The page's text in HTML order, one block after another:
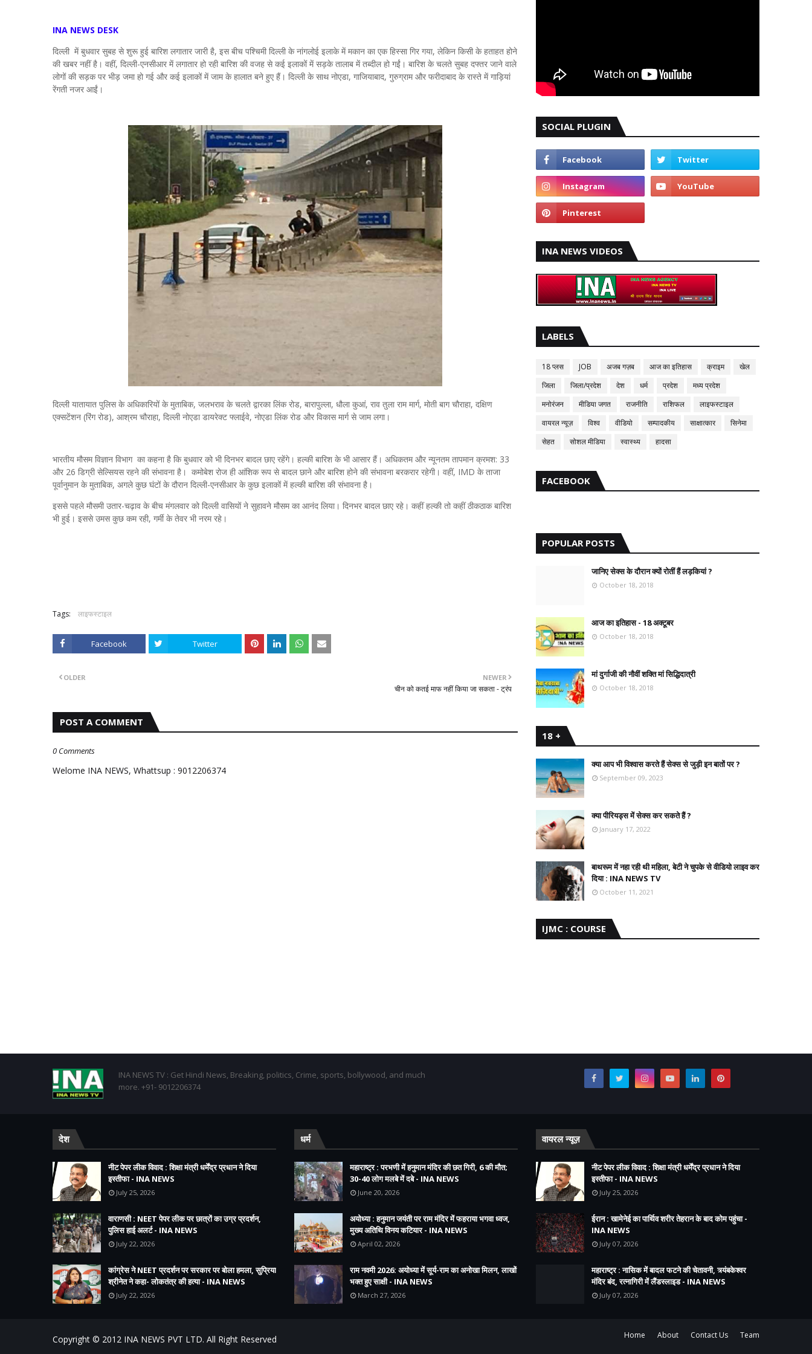
INA NEWS DESK
दिल्ली में बुधवार सुबह से शुरू हुई बारिश लगातार जारी है, इस बीच पश्चिमी दिल्ली के नांगलोई इलाके में मकान का एक हिस्सा गिर गया, लेकिन किसी के हताहत होने
की खबर नहीं है। वहीं, दिल्ली-एनसीआर में लगातार हो रही बारिश की वजह से कई इलाकों में सड़के तालाब में तब्दील हो गईं। बारिश के चलते सुबह दफ्तर जाने वाले
लोगों की सड़क पर भीड़ जमा हो गई और कई इलाकों में जाम के हालात बने हुए हैं। दिल्ली के साथ नोएडा, गाजियाबाद, गुरुग्राम और फरीदाबाद के रास्ते में गाड़ियां
रेंगती नजर आईं।
दिल्ली यातायात पुलिस के अधिकारियों के मुताबिक, जलभराव के चलते द्वारका लिंक रोड, बारापुल्ला, धौला कुआं, राव तुला राम मार्ग, मोती बाग चौराहा, दक्षिण
एक्सटेंशन (रिंग रोड), आश्रम चौराहा, दिल्ली नोएडा डायरेक्ट फ्लाईवे, नोएडा लिंक रोड और विकास मार्ग से जाम लगा।
भारतीय मौसम विज्ञान विभाग का कहना है कि बुधवार को भी दिनभर बादल छाए रहेंगे। हल्की बारिश के भी आसार हैं। अधिकतम और न्यूनतम तापमान क्रमश: 33
और 26 डिग्री सेल्सियस रहने की संभावना है। कमोबेश रोज ही आंशिक रूप से बादल छाने और बारिश होने की संभावना बरकरार रहेगी। वहीं, IMD के ताजा
पूर्वानुमान के मुताबिक, अगले कुछ घंटों के दौरान दिल्ली-एनसीआर के कुछ इलाकों में हल्की बारिश की संभावना है।
इससे पहले मौसमी उतार-चढ़ाव के बीच मंगलवार को दिल्ली वासियों ने सुहावने मौसम का आनंद लिया। दिनभर बादल छाए रहे। कहीं हल्की तो कहीं ठीकठाक बारिश
भी हुई। इससे उमस कुछ कम रही, गर्मी के तेवर भी नरम रहे।
Tags: लाइफस्टाइल
Facebook Twitter
NEWER
चीन को कतई माफ नहीं किया जा सकता - ट्रंप
OLDER
POST A COMMENT
0 Comments
Welome INA NEWS, Whattsup : 9012206374
SOCIAL PLUGIN
INA NEWS VIDEOS
LABELS
18 प्लस JOB अजब गज़ब आज का इतिहास क्राइम
खेल
जिला
जिला/प्रदेश देश धर्म प्रदेश
मध्य प्रदेश
मनोरंजन
मीडिया जगत राजनीति राशिफल
लाइफस्टाइल
वायरल न्यूज़
विश्व वीडियो सम्पादकीय साक्षात्कार
सिनेमा
सेहत
सोशल मीडिया स्वास्थ्य हादसा
FACEBOOK
POPULAR POSTS
जानिए सेक्स के दौरान क्यों रोतीं हैं लड़कियां ?
October 18, 2018
आज का इतिहास - 18 अक्टूबर
October 18, 2018
मां दुर्गाजी की नौवीं शक्ति मां सिद्धिदात्री
October 18, 2018
18 +
क्या आप भी विश्वास करते हैं सेक्स से जुड़ी इन बातों पर ?
September 09, 2023
क्या पीरियड्स में सेक्स कर सकते हैं ?
January 17, 2022
बाथरूम में नहा रही थी महिला, बेटी ने चुपके से वीडियो लाइव कर
दिया : INA NEWS TV
October 11, 2021
IJMC : COURSE
INA NEWS TV : Get Hindi News, Breaking, politics, Crime, sports, bollywood, and much
more. +91- 9012206374
देश
नीट पेपर लीक विवाद : शिक्षा मंत्री धर्मेंद्र प्रधान ने दिया
इस्तीफा - INA NEWS
July 25, 2026
वाराणसी : NEET पेपर लीक पर छात्रों का उग्र प्रदर्शन,
पुलिस हाई अलर्ट - INA NEWS
July 22, 2026
कांग्रेस ने NEET प्रदर्शन पर सरकार पर बोला हमला, सुप्रिया
श्रीनेत ने कहा- लोकतंत्र की हत्या - INA NEWS
July 22, 2026
धर्म
महाराष्ट्र : परभणी में हनुमान मंदिर की छत गिरी, 6 की मौत;
30-40 लोग मलबे में दबे - INA NEWS
June 20, 2026
अयोध्या : हनुमान जयंती पर राम मंदिर में फहराया भगवा ध्वज,
मुख्य अतिथि विनय कटियार - INA NEWS
April 02, 2026
राम नवमी 2026: अयोध्या में सूर्य-राम का अनोखा मिलन, लाखों
भक्त हुए साक्षी - INA NEWS
March 27, 2026
वायरल न्यूज़
नीट पेपर लीक विवाद : शिक्षा मंत्री धर्मेंद्र प्रधान ने दिया
इस्तीफा - INA NEWS
July 25, 2026
ईरान : खामेनेई का पार्थिव शरीर तेहरान के बाद कोम पहुंचा -
INA NEWS
July 07, 2026
महाराष्ट्र : नासिक में बादल फटने की चेतावनी, त्र्यंबकेश्वर
मंदिर बंद, रत्नागिरी में लैंडस्लाइड - INA NEWS
July 07, 2026
Home About Contact Us Team
Copyright © 2012 INA NEWS PVT LTD. All Right Reserved